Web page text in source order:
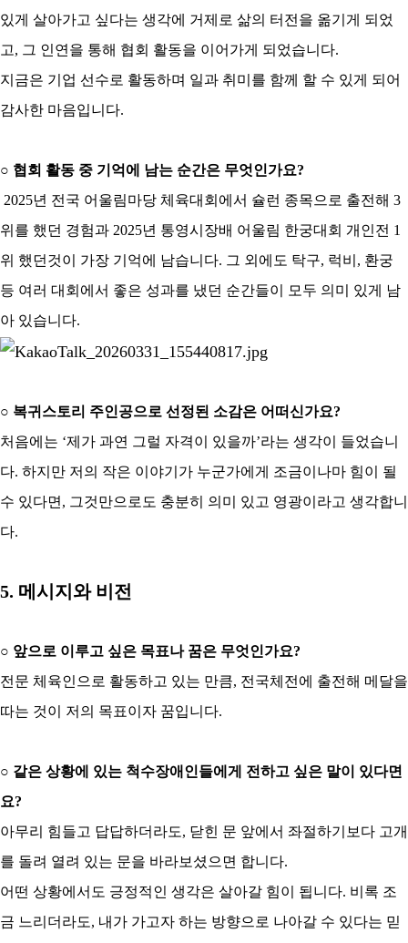
있게 살아가고 싶다는 생각에 거제로 삶의 터전을 옮기게 되었
고, 그 인연을 통해 협회 활동을 이어가게 되었습니다.
지금은 기업 선수로 활동하며 일과 취미를 함께 할 수 있게 되어
감사한 마음입니다.
○ 협회 활동 중 기억에 남는 순간은 무엇인가요?
2025년 전국 어울림마당 체육대회에서 슐런 종목으로 출전해 3
위를 했던 경험과 2025년 통영시장배 어울림 한궁대회 개인전 1
위 했던것이 가장 기억에 남습니다. 그 외에도 탁구, 럭비 , 환궁
등 여러 대회에서 좋은 성과를 냈던 순간들이 모두 의미 있게 남
아 있습니다.
○ 복귀스토리 주인공으로 선정된 소감은 어떠신가요?
처음에는 ‘제가 과연 그럴 자격이 있을까’라는 생각이 들었습니
다. 하지만 저의 작은 이야기가 누군가에게 조금이나마 힘이 될
수 있다면 , 그것만으로도 충분히 의미 있고 영광이라고 생각합니
다.
5. 메시지와 비전
○ 앞으로 이루고 싶은 목표나 꿈은 무엇인가요?
전문 체육인으로 활동하고 있는 만큼, 전국체전에 출전해 메달을
따는 것이 저의 목표이자 꿈입니다.
○ 같은 상황에 있는 척수장애인들에게 전하고 싶은 말이 있다면
요?
아무리 힘들고 답답하더라도, 닫힌 문 앞에서 좌절하기보다 고개
를 돌려 열려 있는 문을 바라보셨으면 합니다.
어떤 상황에서도 긍정적인 생각은 살아갈 힘이 됩니다. 비록 조
금 느리더라도, 내가 가고자 하는 방향으로 나아갈 수 있다는 믿